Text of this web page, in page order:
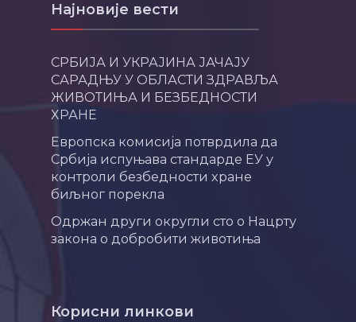
Најновије вести
СРБИЈА И УКРАЈИНА ЈАЧАЈУ
САРАДЊУ У ОБЛАСТИ ЗДРАВЉА
ЖИВОТИЊА И БЕЗБЕДНОСТИ
ХРАНЕ
Европска комисија потврдила да
Србија испуњава стандарде ЕУ у
контроли безбедности хране
биљног порекла
Одржан други округли сто о Нацрту
закона о добробити животиња
Корисни линкови